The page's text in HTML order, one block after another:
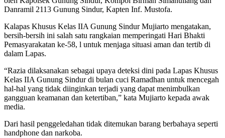
Danramil 2113 Gunung Sindur, Kapten Inf. Mustofa.
Kalapas Khusus Kelas IIA Gunung Sindur Mujiarto mengatakan,
bersih-bersih ini salah satu rangkaian memperingati Hari Bhakti
Pemasyarakatan ke-58, l untuk menjaga situasi aman dan tertib di
dalam Lapas.
“Razia dilaksanakan sebagai upaya deteksi dini pada Lapas Khusus
Kelas IIA Gunung Sindur di bulan cuci Ramadhan untuk mencegah
hal-hal yang tidak diinginkan terjadi yang dapat menimbulkan
gangguan keamanan dan ketertiban,” kata Mujiarto kepada awak
media.
Dari hasil penggeledahan tidak ditemukan barang berbahaya seperti
handphone dan narkoba.